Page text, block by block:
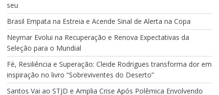
seu
Brasil Empata na Estreia e Acende Sinal de Alerta na Copa
Neymar Evolui na Recuperação e Renova Expectativas da
Seleção para o Mundial
Fé, Resiliência e Superação: Cleide Rodrigues transforma dor em
inspiração no livro “Sobreviventes do Deserto”
Santos Vai ao STJD e Amplia Crise Após Polêmica Envolvendo